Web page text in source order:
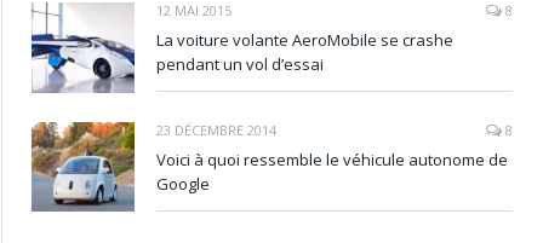
12 MAI 2015 8
La voiture volante AeroMobile se crashe
pendant un vol d’essai
23 DÉCEMBRE 2014 8
Voici à quoi ressemble le véhicule autonome de
Google